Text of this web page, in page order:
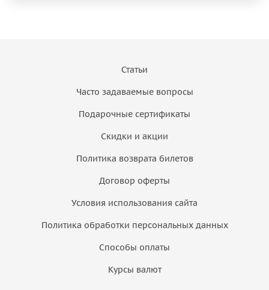
Статьи
Часто задаваемые вопросы
Подарочные сертификаты
Скидки и акции
Политика возврата билетов
Договор оферты
Условия использования сайта
Политика обработки персональных данных
Способы оплаты
Курсы валют